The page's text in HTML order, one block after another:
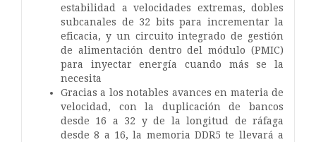
estabilidad a velocidades extremas, dobles
subcanales de 32 bits para incrementar la
eficacia, y un circuito integrado de gestión
de alimentación dentro del módulo (PMIC)
para inyectar energía cuando más se la
necesita
Gracias a los notables avances en materia de
velocidad, con la duplicación de bancos
desde 16 a 32 y de la longitud de ráfaga
desde 8 a 16, la memoria DDR5 te llevará a